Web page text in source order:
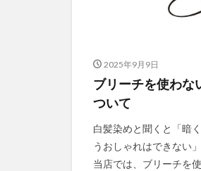
2025年9月9日
ブリーチを使わな
ついて
白髪染めと聞くと「暗
うおしゃれはできない
当店では、ブリーチを